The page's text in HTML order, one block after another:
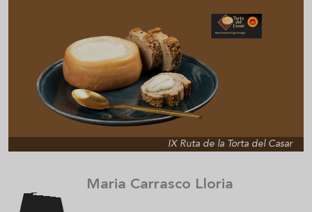
IX Ruta de la Torta del Casar
Maria Carrasco Lloria